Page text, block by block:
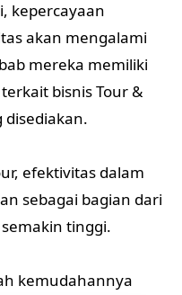
kepercayaan
akan mengalami
mereka memiliki
bisnis Tour &
disediakan.
efektivitas dalam
sebagai bagian dari
tinggi.
kemudahannya